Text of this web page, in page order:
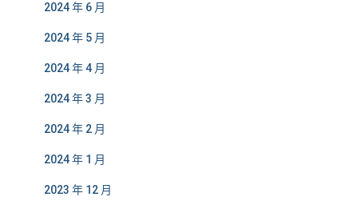
2024 年 6 月
2024 年 5 月
2024 年 4 月
2024 年 3 月
2024 年 2 月
2024 年 1 月
2023 年 12 月